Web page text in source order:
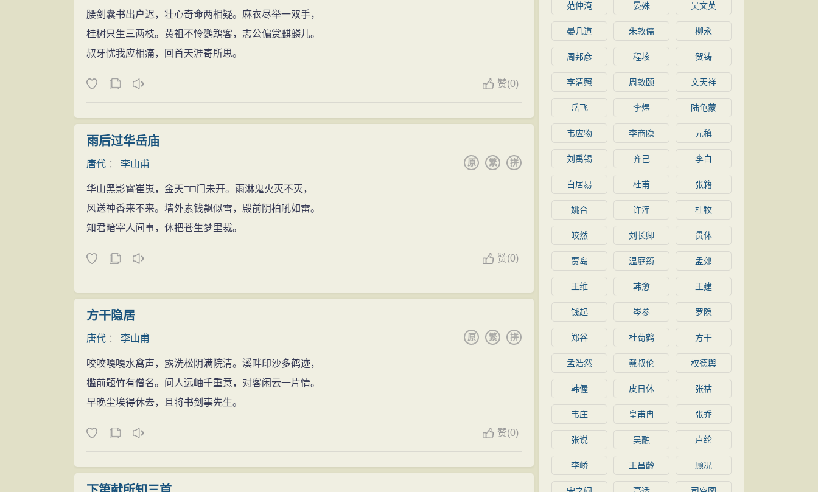
腰剑囊书出户迟，壮心奇命两相疑。麻衣尽举一双手，
桂树只生三两枝。黄祖不怜鹦鹉客，志公偏赏麒麟儿。
叔牙忧我应相痛，回首天涯寄所思。
赞(0)
雨后过华岳庙
唐代 ： 李山甫 拼
繁
原
华山黑影霄崔嵬，金天□□门未开。雨淋鬼火灭不灭，
风送神香来不来。墙外素钱飘似雪，殿前阴柏吼如雷。
知君暗宰人间事，休把苍生梦里裁。
赞(0)
方干隐居
唐代 ： 李山甫 拼
繁
原
咬咬嘎嘎水禽声，露洗松阴满院清。溪畔印沙多鹤迹，
槛前题竹有僧名。问人远岫千重意，对客闲云一片情。
早晚尘埃得休去，且将书剑事先生。
赞(0)
范仲淹 晏殊 吴文英
晏几道 朱敦儒 柳永
周邦彦 程垓 贺铸
李清照 周敦颐 文天祥
岳飞 李煜 陆龟蒙
韦应物 李商隐 元稹
刘禹锡 齐己 李白
白居易 杜甫 张籍
姚合 许浑 杜牧
皎然 刘长卿 贯休
贾岛 温庭筠 孟郊
王维 韩愈 王建
钱起 岑参 罗隐
郑谷 杜荀鹤 方干
孟浩然 戴叔伦 权德舆
韩偓 皮日休 张祜
韦庄 皇甫冉 张乔
张说 吴融 卢纶
李峤 王昌龄 顾况